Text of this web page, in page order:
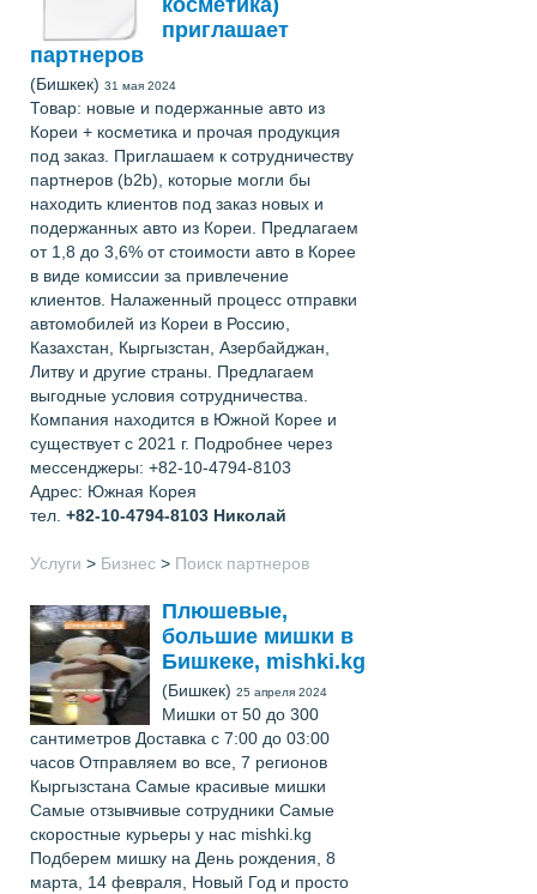
приглашает
партнеров
(Бишкек) 31 мая 2024
Товар: новые и подержанные авто из
Кореи + косметика и прочая продукция
под заказ. Приглашаем к сотрудничеству
партнеров (b2b), которые могли бы
находить клиентов под заказ новых и
подержанных авто из Кореи. Предлагаем
от 1,8 до 3,6% от стоимости авто в Корее
в виде комиссии за привлечение
клиентов. Налаженный процесс отправки
автомобилей из Кореи в Россию,
Казахстан, Кыргызстан, Азербайджан,
Литву и другие страны. Предлагаем
выгодные условия сотрудничества.
Компания находится в Южной Корее и
существует с 2021 г. Подробнее через
мессенджеры: +82-10-4794-8103
Адрес: Южная Корея
тел. +82-10-4794-8103 Николай
Услуги > Бизнес > Поиск партнеров
Плюшевые,
большие мишки в
Бишкеке, mishki.kg
(Бишкек) 25 апреля 2024
Мишки от 50 до 300
сантиметров Доставка с 7:00 до 03:00
часов Отправляем во все, 7 регионов
Кыргызстана Самые красивые мишки
Самые отзывчивые сотрудники Самые
скоростные курьеры у нас mishki.kg
Подберем мишку на День рождения, 8
марта, 14 февраля, Новый Год и просто